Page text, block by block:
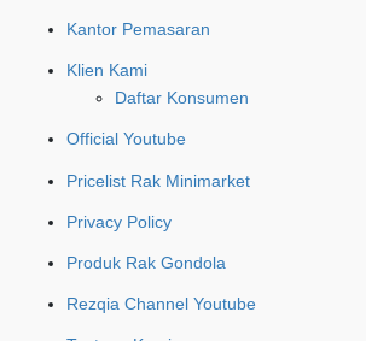
Kantor Pemasaran
Klien Kami
Daftar Konsumen
Official Youtube
Pricelist Rak Minimarket
Privacy Policy
Produk Rak Gondola
Rezqia Channel Youtube